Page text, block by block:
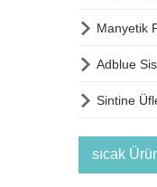
 Manyetik
 Adblue
 Sintine
sıcak